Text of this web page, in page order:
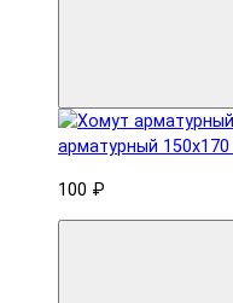
арматурный
100 ₽